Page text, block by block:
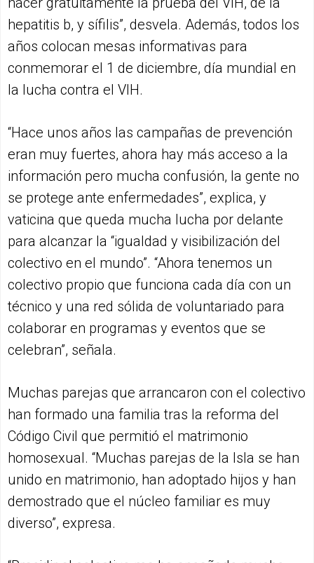
hepatitis b, y sífilis”, desvela. Además, todos los
años colocan mesas informativas para
conmemorar el 1 de diciembre, día mundial en
la lucha contra el VIH.
“Hace unos años las campañas de prevención
eran muy fuertes, ahora hay más acceso a la
información pero mucha confusión, la gente no
se protege ante enfermedades”, explica, y
vaticina que queda mucha lucha por delante
para alcanzar la “igualdad y visibilización del
colectivo en el mundo”. “Ahora tenemos un
colectivo propio que funciona cada día con un
técnico y una red sólida de voluntariado para
colaborar en programas y eventos que se
celebran”, señala.
Muchas parejas que arrancaron con el colectivo
han formado una familia tras la reforma del
Código Civil que permitió el matrimonio
homosexual. “Muchas parejas de la Isla se han
unido en matrimonio, han adoptado hijos y han
demostrado que el núcleo familiar es muy
diverso”, expresa.